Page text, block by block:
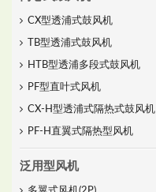
CX型透浦式鼓风机
TB型透浦式鼓风机
HTB型透浦多段式鼓风机
PF型直叶式风机
CX-H型透浦式隔热式鼓风机
PF-H直翼式隔热型风机
泛用型风机